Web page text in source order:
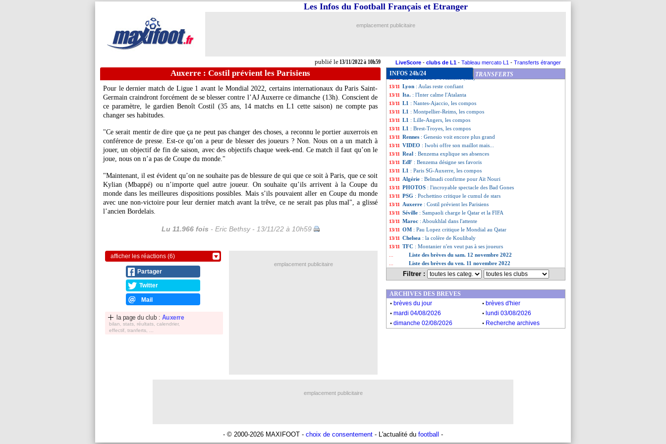
publié le13/11/2022 à 10h59
Les Infos du Football Français et Etranger
emplacement publicitaire
LiveScore - clubs de L1 - Tableau mercato L1 - Transferts étranger
Auxerre : Costil prévient les Parisiens
Pour le dernier match de Ligue 1 avant le Mondial 2022, certains internationaux du Paris Saint-
Germain craindront forcément de se blesser contre l’AJ Auxerre ce dimanche (13h). Conscient de
ce paramètre, le gardien Benoît Costil (35 ans, 14 matchs en L1 cette saison) ne compte pas
changer ses habitudes.
"Ce serait mentir de dire que ça ne peut pas changer des choses, a reconnu le portier auxerrois en
conférence de presse. Est-ce qu’on a peur de blesser des joueurs ? Non. Nous on a un match à
jouer, un objectif de fin de saison, avec des objectifs chaque week-end. Ce match il faut qu’on le
joue, nous on n’a pas de Coupe du monde."
"Maintenant, il est évident qu’on ne souhaite pas de blessure de qui que ce soit à Paris, que ce soit
Kylian (Mbappé) ou n’importe quel autre joueur. On souhaite qu’ils arrivent à la Coupe du
monde dans les meilleures dispositions possibles. Mais s’ils pouvaient aller en Coupe du monde
avec une non-victoire pour leur dernier match avant la trêve, ce ne serait pas plus mal", a glissé
l’ancien Bordelais.
Lu 11.966 fois - Eric Bethsy - 13/11/22 à 10h59
afficher les réactions (6)
Partager
Twitter
Mail
la page du club : Auxerre
bilan, stats, réultats, calendrier,
effectif, tranferts, ...
INFOS 24h/24 TRANSFERTS
13/11 L1: Brest 2-1 Troyes (fini)
13/11 L1: Montpellier 1-1 Reims (fini)
13/11 L1: Nantes 2-2 Ajaccio (fini)
13/11 PHOTO : une banderole anti-Qatar au Parc
13/11 PSG: la délivrance d'Ekitike !
: Paris SG 5-0 Auxerre (fini)
13/11 Lyon : Aulas reste confiant
13/11 Ita. : l'Inter calme l'Atalanta
13/11 L1 : Nantes-Ajaccio, les compos
13/11 L1 : Montpellier-Reims, les compos
13/11 L1 : Lille-Angers, les compos
13/11 L1 : Brest-Troyes, les compos
13/11 Rennes : Genesio voit encore plus grand
13/11 VIDEO : Iwobi offre son maillot mais...
13/11 Real : Benzema explique ses absences
13/11 EdF : Benzema désigne ses favoris
13/11 L1 : Paris SG-Auxerre, les compos
13/11 Algérie : Belmadi confirme pour Aït Nouri
13/11 PHOTOS : l'incroyable spectacle des Bad Gones
13/11 PSG : Pochettino critique le cumul de stars
13/11 Auxerre : Costil prévient les Parisiens
13/11 Séville : Sampaoli charge le Qatar et la FIFA
13/11 Maroc : Aboukhlal dans l'attente
13/11 OM : Pau Lopez critique le Mondial au Qatar
13/11 Chelsea : la colère de Koulibaly
13/11 TFC : Montanier n'en veut pas à ses joueurs
Liste des brèves du sam. 12 novembre 2022
Liste des brèves du ven. 11 novembre 2022
Filtrer :
emplacement publicitaire
ARCHIVES DES BREVES
. brèves du jour . brèves d'hier
. mardi 04/08/2026 . lundi 03/08/2026
. dimanche 02/08/2026 . Recherche archives
emplacement publicitaire
- © 2000-2026 MAXIFOOT - choix de consentement - L'actualité du football -